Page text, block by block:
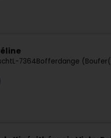
L-7364Bofferdange